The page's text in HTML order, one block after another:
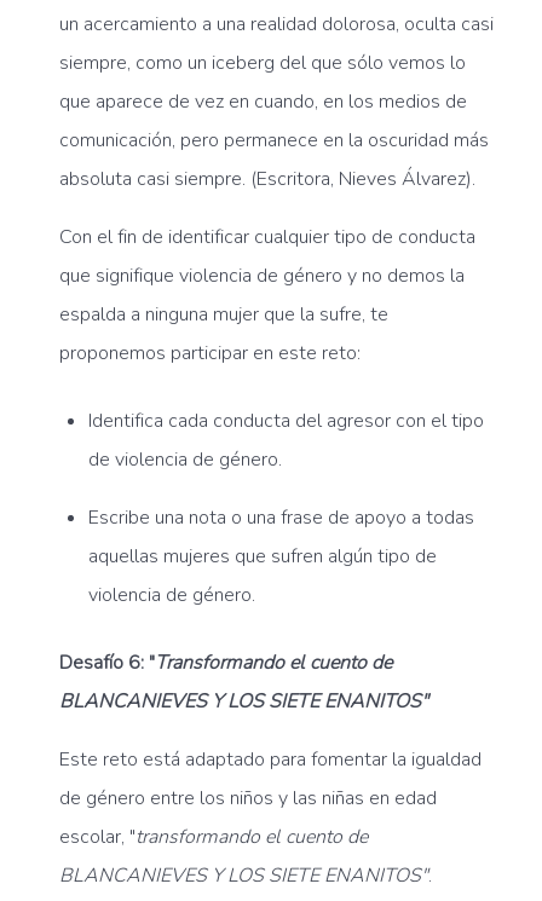
un acercamiento a una realidad dolorosa, oculta casi
siempre, como un iceberg del que sólo vemos lo
que aparece de vez en cuando, en los medios de
comunicación, pero permanece en la oscuridad más
absoluta casi siempre. (Escritora, Nieves Álvarez).
Con el fin de identificar cualquier tipo de conducta
que signifique violencia de género y no demos la
espalda a ninguna mujer que la sufre, te
proponemos participar en este reto:
Identifica cada conducta del agresor con el tipo
de violencia de género.
Escribe una nota o una frase de apoyo a todas
aquellas mujeres que sufren algún tipo de
violencia de género.
Desafío 6: "Transformando el cuento de
BLANCANIEVES Y LOS SIETE ENANITOS"
Este reto está adaptado para fomentar la igualdad
de género entre los niños y las niñas en edad
escolar, "transformando el cuento de
BLANCANIEVES Y LOS SIETE ENANITOS".